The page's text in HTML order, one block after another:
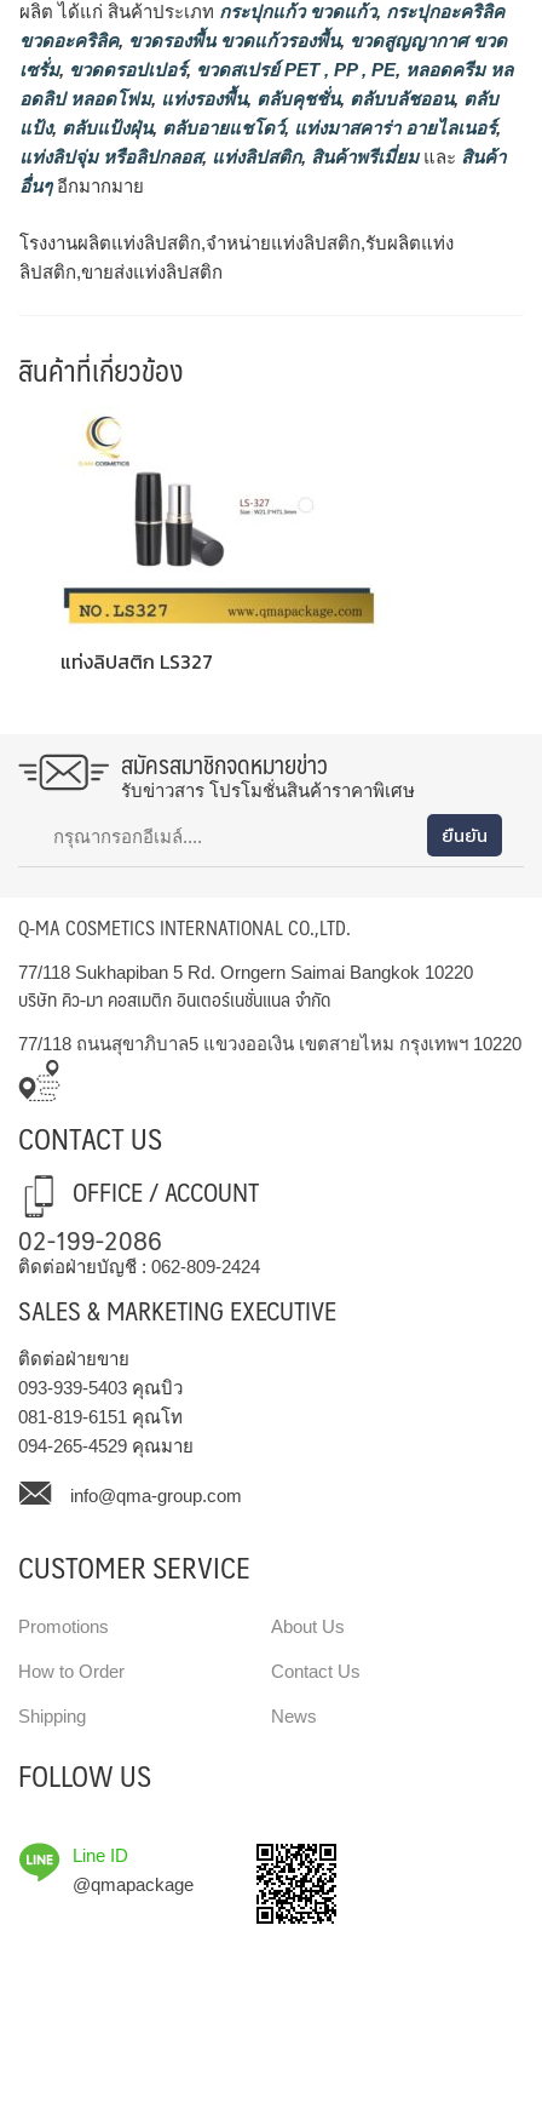
ผลิต ได้แก่ สินค้าประเภท กระปุกแก้ว ขวดแก้ว, กระปุกอะคริลิค
ขวดอะคริลิค, ขวดรองพื้น ขวดแก้วรองพื้น, ขวดสูญญากาศ ขวด
เซรั่ม, ขวดดรอปเปอร์, ขวดสเปรย์ PET , PP , PE, หลอดครีม หล
อดลิป หลอดโฟม, แท่งรองพื้น, ตลับคุชชั่น, ตลับบลัชออน, ตลับ
แป้ง, ตลับแป้งฝุ่น, ตลับอายแชโดว์, แท่งมาสคาร่า อายไลเนอร์,
แท่งลิปจุ่ม หรือลิปกลอส, แท่งลิปสติก, สินค้าพรีเมี่ยมและ สินค้า
อื่นๆอีกมากมาย
โรงงานผลิตแท่งลิปสติก,จำหน่ายแท่งลิปสติก,รับผลิตแท่ง
ลิปสติก,ขายส่งแท่งลิปสติก
สินค้าที่เกี่ยวข้อง
แท่งลิปสติก LS327
สมัครสมาชิกจดหมายข่าว
รับข่าวสาร โปรโมชั่นสินค้าราคาพิเศษ
Q-MA COSMETICS INTERNATIONAL CO.,LTD.
77/118 Sukhapiban 5 Rd. Orngern Saimai Bangkok 10220
บริษัท คิว-มา คอสเมติก อินเตอร์เนชั่นแนล จำกัด
77/118 ถนนสุขาภิบาล5 แขวงออเงิน เขตสายไหม กรุงเทพฯ 10220
CONTACT US
OFFICE / ACCOUNT
02-199-2086
ติดต่อฝ่ายบัญชี : 062-809-2424
SALES & MARKETING EXECUTIVE
ติดต่อฝ่ายขาย
093-939-5403 คุณบิว
081-819-6151 คุณโท
094-265-4529 คุณมาย
info@qma-group.com
CUSTOMER SERVICE
Promotions
How to Order
Shipping
About Us
Contact Us
News
FOLLOW US
Line ID
@qmapackage